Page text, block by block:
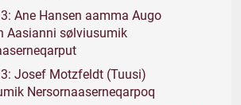
Ane Hansen aamma Augo
Aasianni sølviusumik
Josef Motzfeldt (Tuusi)
Nersornaaserneqarpoq